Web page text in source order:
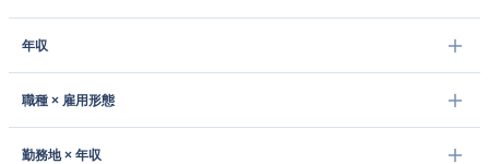
年収
職種 × 雇用形態
勤務地 × 年収